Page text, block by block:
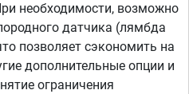
необходимости, возможно
датчика (лямбда
позволяет сэкономить на
дополнительные опции и
ограничения